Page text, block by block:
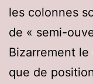
les colonnes
de « semi-
Bizarrement
que de